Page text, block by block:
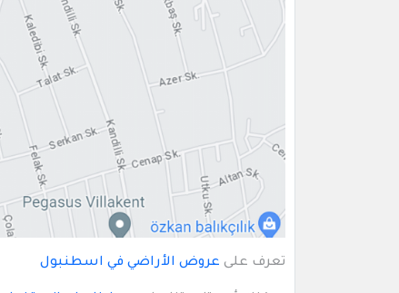
تعرف على عروض الأراضي في اسطنبول